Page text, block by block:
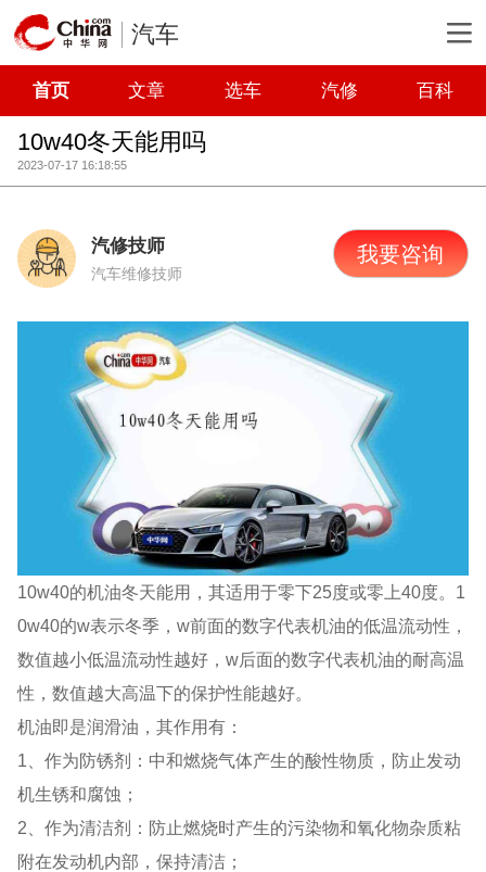
汽车
首页 文章 选车 汽修 百科
10w40冬天能用吗
2023-07-17 16:18:55
汽修技师
汽车维修技师
我要咨询
10w40的机油冬天能用，其适用于零下25度或零上40度。1
0w40的w表示冬季，w前面的数字代表机油的低温流动性，
数值越小低温流动性越好，w后面的数字代表机油的耐高温
性，数值越大高温下的保护性能越好。
机油即是润滑油，其作用有：
1、作为防锈剂：中和燃烧气体产生的酸性物质，防止发动
机生锈和腐蚀；
2、作为清洁剂：防止燃烧时产生的污染物和氧化物杂质粘
附在发动机内部，保持清洁；